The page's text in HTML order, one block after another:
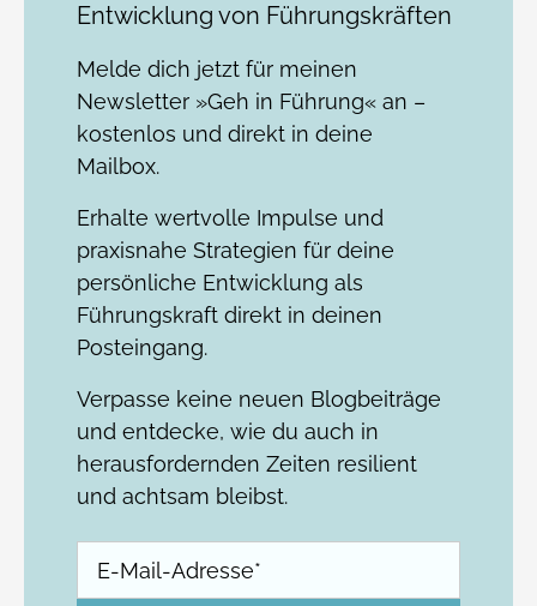
Entwicklung von Führungskräften
Melde dich jetzt für meinen
Newsletter »Geh in Führung« an –
kostenlos und direkt in deine
Mailbox.
Erhalte wertvolle Impulse und
praxisnahe Strategien für deine
persönliche Entwicklung als
Führungskraft direkt in deinen
Posteingang.
Verpasse keine neuen Blogbeiträge
und entdecke, wie du auch in
herausfordernden Zeiten resilient
und achtsam bleibst.